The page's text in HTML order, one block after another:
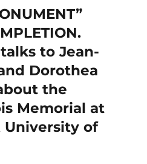
to Jean-
Dorothea
the
Memorial at
of